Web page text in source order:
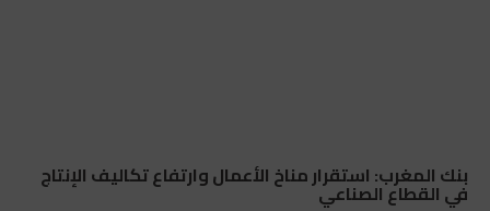
بنك المغرب: استقرار مناخ الأعمال وارتفاع تكاليف الإنتاج
في القطاع الصناعي